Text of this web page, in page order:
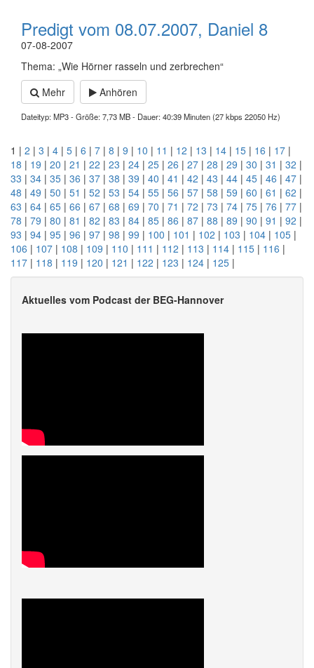
Predigt vom 08.07.2007, Daniel 8
07-08-2007
Thema: „Wie Hörner rasseln und zerbrechen“
Mehr
Anhören
Dateityp: MP3 - Größe: 7,73 MB - Dauer: 40:39 Minuten (27 kbps 22050 Hz)
1 | 2 | 3 | 4 | 5 | 6 | 7 | 8 | 9 | 10 | 11 | 12 | 13 | 14 | 15 | 16 | 17 |
18 | 19 | 20 | 21 | 22 | 23 | 24 | 25 | 26 | 27 | 28 | 29 | 30 | 31 | 32 |
33 | 34 | 35 | 36 | 37 | 38 | 39 | 40 | 41 | 42 | 43 | 44 | 45 | 46 | 47 |
48 | 49 | 50 | 51 | 52 | 53 | 54 | 55 | 56 | 57 | 58 | 59 | 60 | 61 | 62 |
63 | 64 | 65 | 66 | 67 | 68 | 69 | 70 | 71 | 72 | 73 | 74 | 75 | 76 | 77 |
78 | 79 | 80 | 81 | 82 | 83 | 84 | 85 | 86 | 87 | 88 | 89 | 90 | 91 | 92 |
93 | 94 | 95 | 96 | 97 | 98 | 99 | 100 | 101 | 102 | 103 | 104 | 105 |
106 | 107 | 108 | 109 | 110 | 111 | 112 | 113 | 114 | 115 | 116 |
117 | 118 | 119 | 120 | 121 | 122 | 123 | 124 | 125 |
Aktuelles vom Podcast der BEG-Hannover